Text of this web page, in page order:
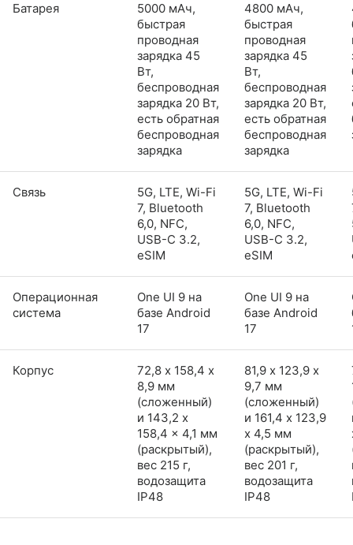
Батарея
5000 мАч,
быстрая
проводная
зарядка 45
Вт,
беспроводная
зарядка 20 Вт,
есть обратная
беспроводная
зарядка
4800 мАч,
быстрая
проводная
зарядка 45
Вт,
беспроводная
зарядка 20 Вт,
есть обратная
беспроводная
зарядка
Связь
5G, LTE, Wi-Fi
7, Bluetooth
6,0, NFC,
USB-C 3.2,
eSIM
5G, LTE, Wi-Fi
7, Bluetooth
6,0, NFC,
USB-C 3.2,
eSIM
Операционная
система
One UI 9 на
базе Android
17
One UI 9 на
базе Android
17
Корпус
72,8 х 158,4 х
8,9 мм
(сложенный)
и 143,2 x
158,4 x 4,1 мм
(раскрытый),
вес 215 г,
водозащита
IP48
81,9 х 123,9 х
9,7 мм
(сложенный)
и 161,4 x 123,9
x 4,5 мм
(раскрытый),
вес 201 г,
водозащита
IP48